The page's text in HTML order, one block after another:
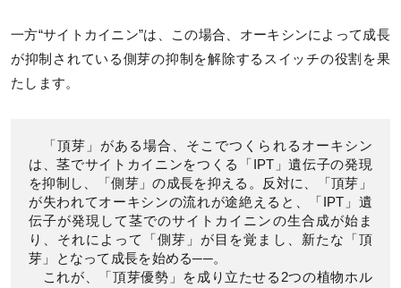
一方“サイトカイニン”は、この場合、オーキシンによって成長
が抑制されている側芽の抑制を解除するスイッチの役割を果
たします。
「頂芽」がある場合、そこでつくられるオーキシン
は、茎でサイトカイニンをつくる「IPT」遺伝子の発現
を抑制し、「側芽」の成長を抑える。反対に、「頂芽」
が失われてオーキシンの流れが途絶えると、「IPT」遺
伝子が発現して茎でのサイトカイニンの生合成が始ま
り、それによって「側芽」が目を覚まし、新たな「頂
芽」となって成長を始める──。
これが、「頂芽優勢」を成り立たせる2つの植物ホル